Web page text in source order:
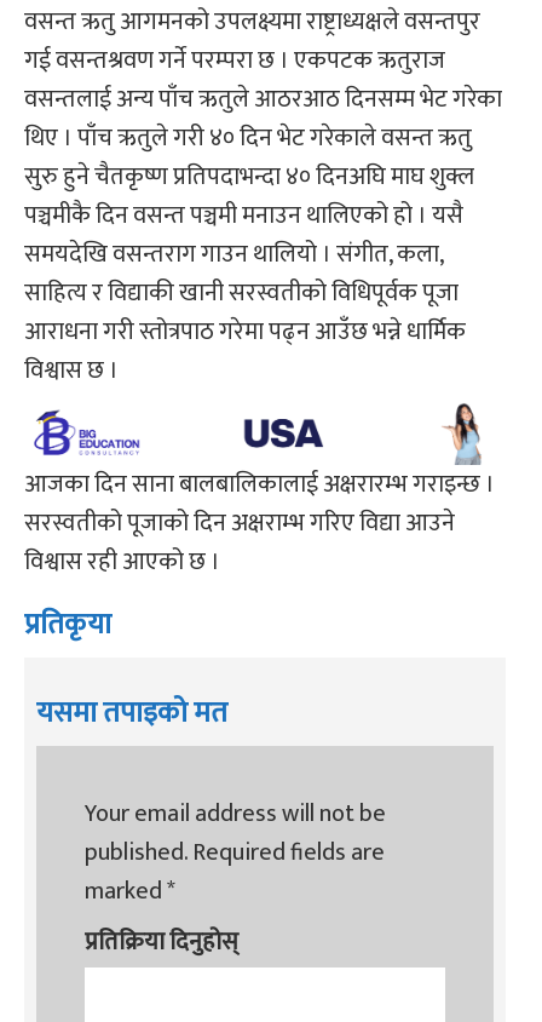
वसन्त ऋतु आगमनको उपलक्ष्यमा राष्ट्राध्यक्षले वसन्तपुर
गई वसन्तश्रवण गर्ने परम्परा छ । एकपटक ऋतुराज
वसन्तलाई अन्य पाँच ऋतुले आठरआठ दिनसम्म भेट गरेका
थिए । पाँच ऋतुले गरी ४० दिन भेट गरेकाले वसन्त ऋतु
सुरु हुने चैतकृष्ण प्रतिपदाभन्दा ४० दिनअघि माघ शुक्ल
पञ्चमीकै दिन वसन्त पञ्चमी मनाउन थालिएको हो । यसै
समयदेखि वसन्तराग गाउन थालियो । संगीत, कला,
साहित्य र विद्याकी खानी सरस्वतीको विधिपूर्वक पूजा
आराधना गरी स्तोत्रपाठ गरेमा पढ्न आउँछ भन्ने धार्मिक
विश्वास छ ।
आजका दिन साना बालबालिकालाई अक्षरारम्भ गराइन्छ ।
सरस्वतीको पूजाको दिन अक्षराम्भ गरिए विद्या आउने
विश्वास रही आएको छ ।
प्रतिकृया
यसमा तपाइको मत
Your email address will not be
published.Required fields are
marked*
प्रतिक्रिया दिनुहोस्